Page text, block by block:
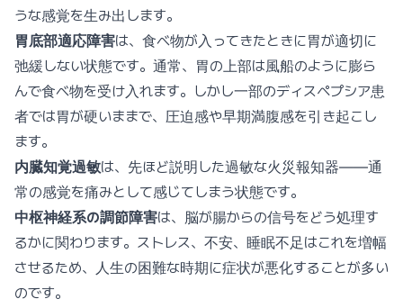
うな感覚を生み出します。
胃底部適応障害は、食べ物が入ってきたときに胃が適切に
弛緩しない状態です。通常、胃の上部は風船のように膨ら
んで食べ物を受け入れます。しかし一部のディスペプシア患
者では胃が硬いままで、圧迫感や早期満腹感を引き起こし
ます。
内臓知覚過敏は、先ほど説明した過敏な火災報知器——通
常の感覚を痛みとして感じてしまう状態です。
中枢神経系の調節障害は、脳が腸からの信号をどう処理す
るかに関わります。ストレス、不安、睡眠不足はこれを増幅
させるため、人生の困難な時期に症状が悪化することが多い
のです。